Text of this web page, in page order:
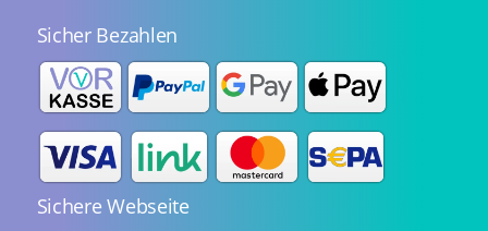
Sicher Bezahlen
Sichere Webseite